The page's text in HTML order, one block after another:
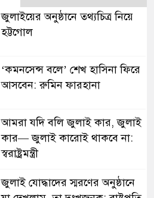
জুলাইয়ের অনুষ্ঠানে তথ্যচিত্র নিয়ে
হট্টগোল
‘কমনসেন্স বলে’ শেখ হাসিনা ফিরে
আসবেন: রুমিন ফারহানা
আমরা যদি বলি জুলাই কার, জুলাই
কার— জুলাই কারোই থাকবে না:
স্বরাষ্ট্রমন্ত্রী
জুলাই যোদ্ধাদের স্মরণের অনুষ্ঠানে